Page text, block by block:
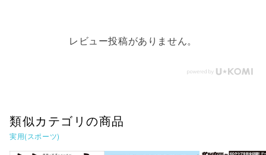
レビュー投稿がありません。
類似カテゴリの商品
実用(スポーツ)